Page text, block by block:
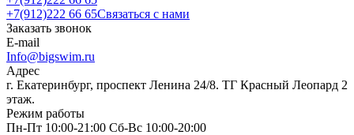
+7(912)222 66 65Связаться с нами
Заказать звонок
E-mail
Info@bigswim.ru
Адрес
г. Екатеринбург, проспект Ленина 24/8. ТГ Красный Леопард 2
этаж.
Режим работы
Пн-Пт 10:00-21:00 Сб-Вс 10:00-20:00